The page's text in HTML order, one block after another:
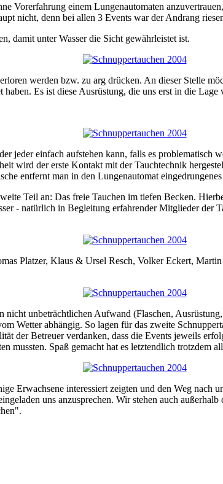
Vorerfahrung einem Lungenautomaten
nicht, denn bei allen 3 Events war der Andrang
damit unter Wasser die Sicht gewährleistet ist.
werden bzw. zu arg drücken. An dieser Stelle
Es ist diese Ausrüstung, die uns erst in die
jeder einfach aufstehen kann, falls es problematisch
wird der erste Kontakt mit der Tauchtechnik
entfernt man in den Lungenautomat
Teil an: Das freie Tauchen im tiefen Becken.
- natürlich in Begleitung erfahrender Mitglieder der
Platzer, Klaus & Ursel Resch, Volker Eckert,
unbeträchtlichen Aufwand (Flaschen,
Wetter abhängig. So lagen für das zweite
der Betreuer verdanken, dass die Events jeweils
mussten. Spaß gemacht hat es letztendlich trotzdem
Erwachsene interessiert zeigten und den Weg
uns anzusprechen. Wir stehen auch